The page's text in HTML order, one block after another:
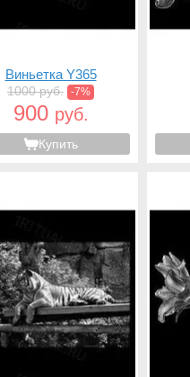
Виньетка Y365
1000 руб. -7%
900 руб.
Купить